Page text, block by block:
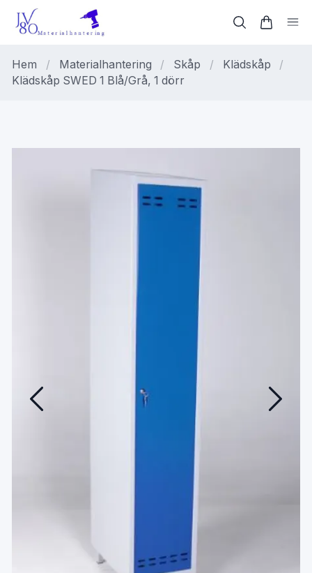
Hem / Materialhantering / Skåp / Klädskåp
/
Klädskåp SWED 1 Blå/Grå, 1 dörr